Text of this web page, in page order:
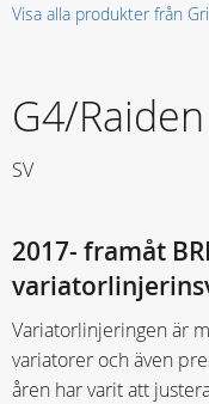
Visa alla produkter från
G4/
SV
2017- framåt
Variatorlinjeringen är
variatorer och även
åren har varit att